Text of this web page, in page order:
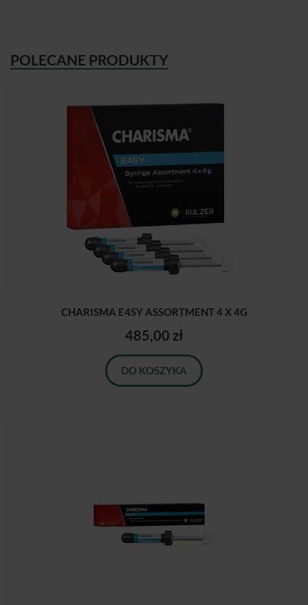
POLECANE PRODUKTY
CHARISMA E4SY ASSORTMENT 4 X 4G
485,00 zł
DO KOSZYKA